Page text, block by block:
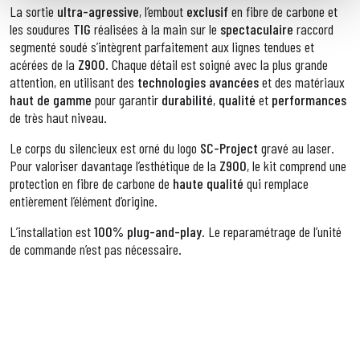
La sortie ultra-agressive, l’embout exclusifen fibre de carbone et
les soudures TIG réalisées à la main sur le spectaculaire raccord
segmenté soudé s’intègrent parfaitement aux lignes tendues et
acérées de la Z900. Chaque détail est soigné avec la plus grande
attention, en utilisant des technologies avancéeset des matériaux
haut de gamme pour garantir durabilité, qualité et performances
de très haut niveau.
Le corps du silencieux est orné du logo SC-Project gravé au laser.
Pour valoriser davantage l’esthétique de la Z900, le kit comprend une
protection en fibre de carbone de haute qualité qui remplace
entièrement l’élément d’origine.
L’installation est100% plug-and-play. Le reparamétrage de l’unité
de commande n’est pas nécessaire.